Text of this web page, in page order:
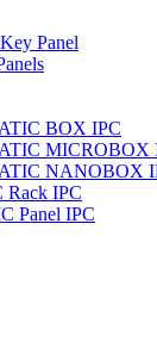
Panel
BOX IPC
MICROBOX
NANOBOX
IPC
Panel IPC